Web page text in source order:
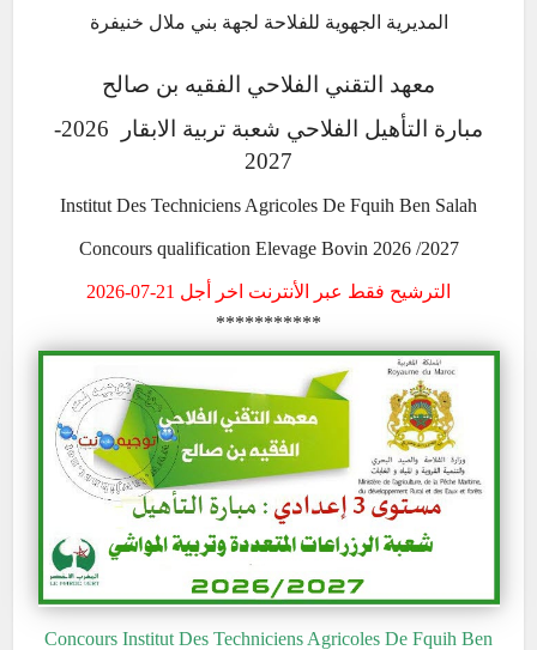
المديرية الجهوية للفلاحة لجهة بني ملال خنيفرة
معهد التقني الفلاحي الفقيه بن صالح
مبارة التأهيل الفلاحي شعبة تربية الابقار 2026-
2027
Institut Des Techniciens Agricoles De Fquih Ben Salah
Concours qualification Elevage Bovin 2026 /2027
الترشيح فقط عبر الأنترنت اخر أجل 21-07-2026
***********
Concours Institut Des Techniciens Agricoles De Fquih Ben